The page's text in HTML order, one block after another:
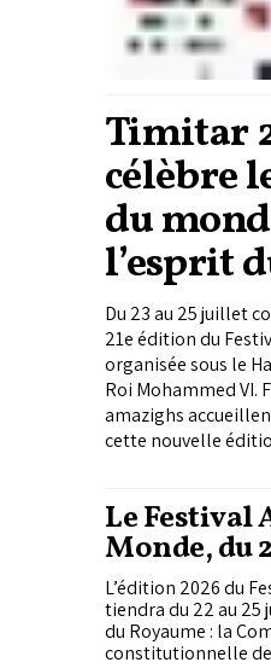
Timitar
célèbre
du
l’esprit
des
Du 23 au 25 juillet
21e édition du
organisée sous le
Roi Mohammed VI.
amazighs
cette nouvelle
croisent traditions,
dialogues culturels.
Le Festival
Monde, du
L’édition 2026 du
tiendra du 22 au 25
du Royaume : la
constitutionnelle